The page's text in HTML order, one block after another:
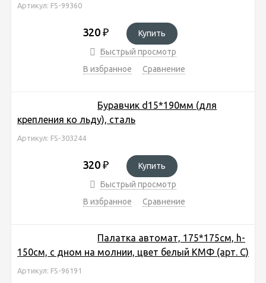
Артикул: FS-99360
320 ₽
Купить
Быстрый просмотр
В избранное
Сравнение
Буравчик d15*190мм (для
крепления ко льду), сталь
Артикул: FS-303244
320 ₽
Купить
Быстрый просмотр
В избранное
Сравнение
Палатка автомат, 175*175см, h-
150см, с дном на молнии, цвет белый КМФ (арт. C)
Артикул: FS-96191